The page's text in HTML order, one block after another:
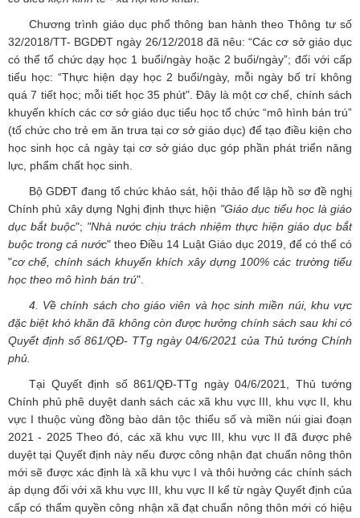
Chương trình giáo dục phổ thông ban hành theo Thông tư số
32/2018/TT- BGDĐT ngày 26/12/2018 đã nêu: “Các cơ sở giáo dục
có thể tổ chức dạy học 1 buổi/ngày hoặc 2 buổi/ngày”; đối với cấp
tiểu học: “Thực hiện dạy học 2 buổi/ngày, mỗi ngày bố trí không
quá 7 tiết học; mỗi tiết học 35 phút". Đây là một cơ chế, chính sách
khuyến khích các cơ sở giáo dục tiểu học tổ chức “mô hình bán trú”
(tổ chức cho trẻ em ăn trưa tại cơ sở giáo dục) để tạo điều kiện cho
học sinh học cả ngày tại cơ sở giáo dục góp phần phát triển năng
lực, phẩm chất học sinh.
Bộ GDĐT đang tổ chức khảo sát, hội thảo để lập hồ sơ đề nghị
Chính phủ xây dựng Nghị định thực hiện "Giáo dục tiểu học là giáo
dục bắt buộc"; "Nhà nước chịu trách nhiệm thực hiện giáo dục bắt
buộc trong cả nước" theo Điều 14 Luật Giáo dục 2019, để có thể có
"cơ chế, chính sách khuyến khích xây dựng 100% các trường tiểu
học theo mô hình bán trú".
4. Về chính sách cho giáo viên và học sinh miền núi, khu vực
đặc biệt khó khăn đã không còn được hưởng chính sách sau khi có
Quyết định số 861/QĐ- TTg ngày 04/6/2021 của Thủ tướng Chính
phủ.
Tại Quyết định số 861/QĐ-TTg ngày 04/6/2021, Thủ tướng
Chính phủ phê duyệt danh sách các xã khu vực III, khu vực II, khu
vực I thuộc vùng đồng bào dân tộc thiểu số và miền núi giai đoạn
2021 - 2025 Theo đó, các xã khu vực III, khu vực II đã được phê
duyệt tại Quyết định này nếu được công nhận đạt chuẩn nông thôn
mới sẽ được xác định là xã khu vực I và thôi hưởng các chính sách
áp dụng đối với xã khu vực III, khu vực II kể từ ngày Quyết định của
cấp có thẩm quyền công nhận xã đạt chuẩn nông thôn mới có hiệu